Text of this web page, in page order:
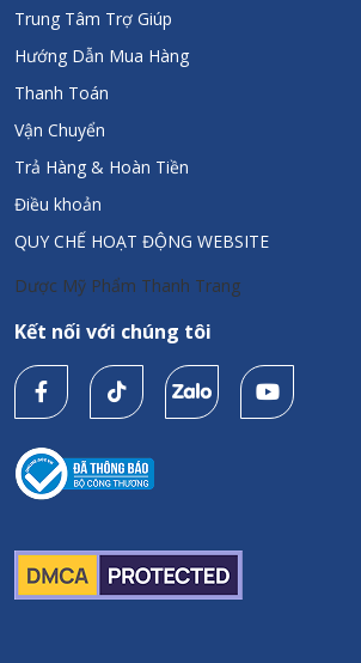
Trung Tâm Trợ Giúp
Hướng Dẫn Mua Hàng
Thanh Toán
Vận Chuyển
Trả Hàng & Hoàn Tiền
Điều khoản
QUY CHẾ HOẠT ĐỘNG WEBSITE
Dược Mỹ Phẩm Thanh Trang
Kết nối với chúng tôi